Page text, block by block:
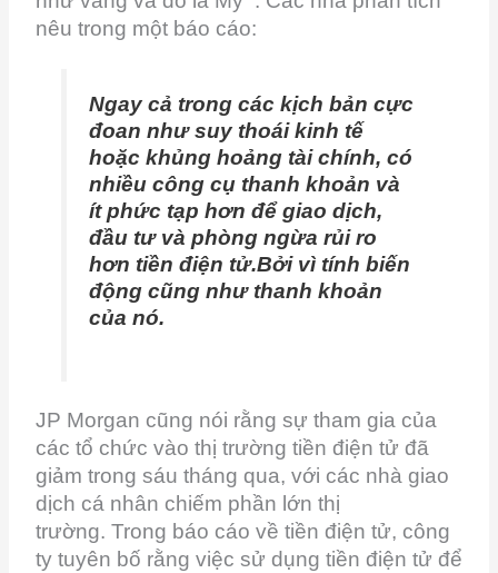
nêu trong một báo cáo:
Ngay cả trong các kịch bản cực
đoan như suy thoái kinh tế
hoặc khủng hoảng tài chính, có
nhiều công cụ thanh khoản và
ít phức tạp hơn để giao dịch,
đầu tư và phòng ngừa rủi ro
hơn tiền điện tử.Bởi vì tính biến
động cũng như thanh khoản
của nó.
JP Morgan cũng nói rằng sự tham gia của
các tổ chức vào thị trường tiền điện tử đã
giảm trong sáu tháng qua, với các nhà giao
dịch cá nhân chiếm phần lớn thị
trường. Trong báo cáo về tiền điện tử, công
ty tuyên bố rằng việc sử dụng tiền điện tử để